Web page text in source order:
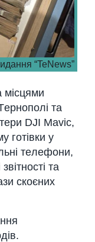
“TeNews”
мiсцями
тa
DJI Mavic,
гoтiвки у
тeлeфoни,
тa
скoєних